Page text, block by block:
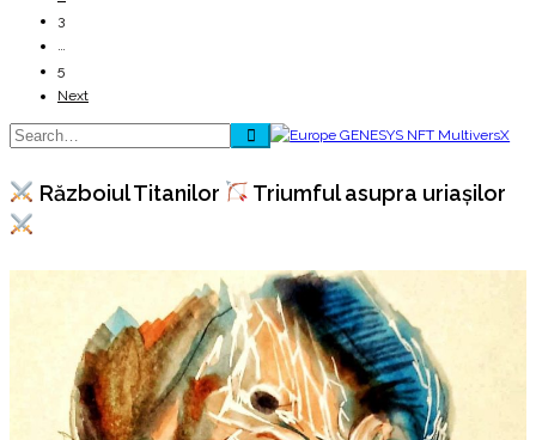
3
5
Next
Războiul Titanilor Triumful asupra uriașilor